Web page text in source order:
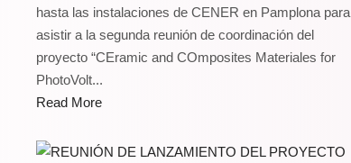
hasta las instalaciones de CENER en Pamplona para
asistir a la segunda reunión de coordinación del
proyecto “CEramic and COmposites Materiales for
PhotoVolt...
Read More